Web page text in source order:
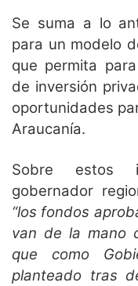
Se suma a lo
para un modelo
que permita
de inversión
oportunidades
Araucanía.
Sobre estos
gobernador
“los fondos
van de la mano
que como
planteado tras